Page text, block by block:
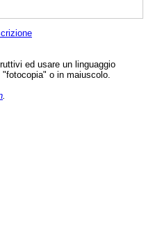
ed usare un linguaggio
o in maiuscolo.